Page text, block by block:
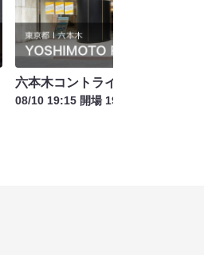
六本木コントライブNEXT！
08/10 19:15 開場 19:30 開演